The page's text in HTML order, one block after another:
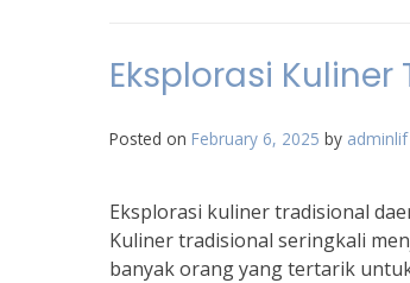
Eksplorasi
Posted on February 6, 2025 by adminlif
Eksplorasi kuliner tradisional
Kuliner tradisional seringkali
banyak orang yang tertarik